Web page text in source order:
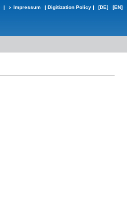
| Impressum | Digitization Policy | [DE] [EN]